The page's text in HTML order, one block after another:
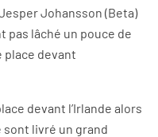
Johansson (Beta)
pas lâché un pouce de
place devant
devant l’Irlande alors
sont livré un grand